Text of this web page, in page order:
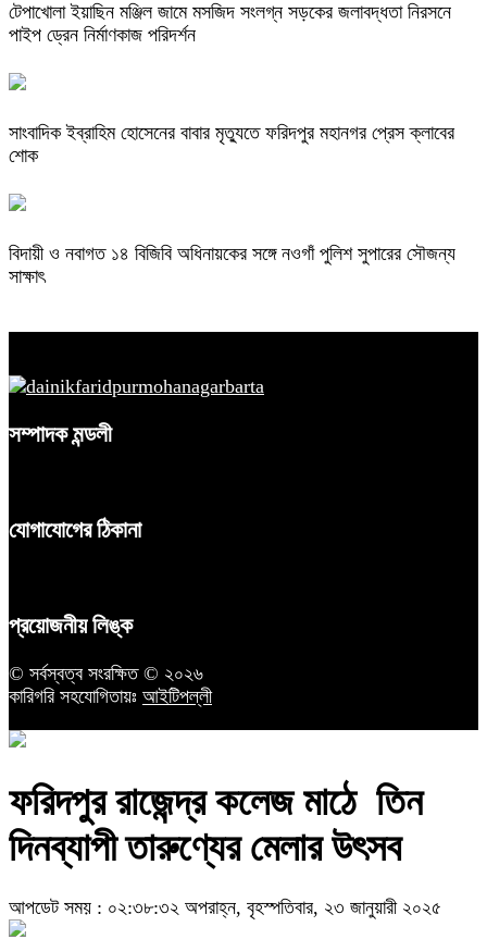
টেপাখোলা ইয়াছিন মঞ্জিল জামে মসজিদ সংলগ্ন সড়কের জলাবদ্ধতা নিরসনে
পাইপ ড্রেন নির্মাণকাজ পরিদর্শন
সাংবাদিক ইব্রাহিম হোসেনের বাবার মৃত্যুতে ফরিদপুর মহানগর প্রেস ক্লাবের
শোক
বিদায়ী ও নবাগত ১৪ বিজিবি অধিনায়কের সঙ্গে নওগাঁ পুলিশ সুপারের সৌজন্য
সাক্ষাৎ
সম্পাদক মন্ডলী
যোগাযোগের ঠিকানা
প্রয়োজনীয় লিঙ্ক
© সর্বস্বত্ব সংরক্ষিত © ২০২৬
কারিগরি সহযোগিতায়ঃ আইটিপল্লী
ফরিদপুর রাজেন্দ্র কলেজ মাঠে ‌ তিন
দিনব্যাপী তারুণ্যের মেলার উৎসব
আপডেট সময় : ০২:৩৮:৩২ অপরাহ্ন, বৃহস্পতিবার, ২৩ জানুয়ারী ২০২৫